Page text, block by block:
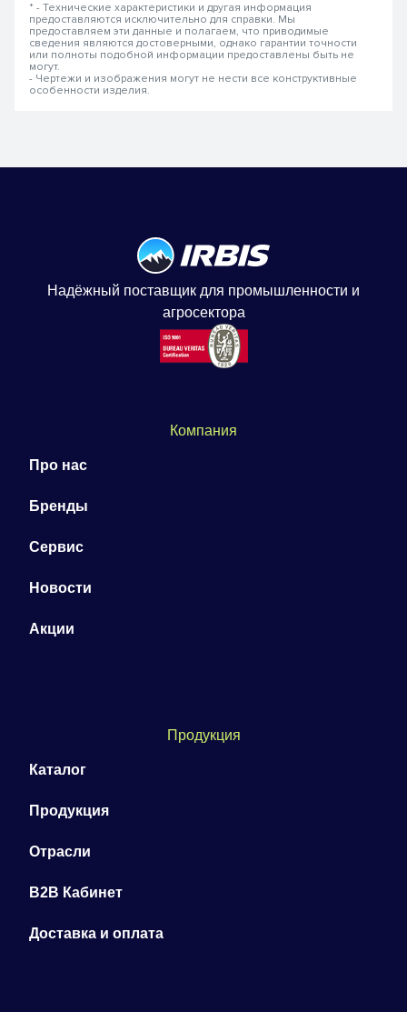
* - Технические характеристики и другая информация
предоставляются исключительно для справки. Мы
предоставляем эти данные и полагаем, что приводимые
сведения являются достоверными, однако гарантии точности
или полноты подобной информации предоставлены быть не
могут.
- Чертежи и изображения могут не нести все конструктивные
особенности изделия.
Надёжный поставщик для промышленности и
агросектора
Компания
Про нас
Бренды
Сервис
Новости
Акции
Продукция
Каталог
Продукция
Отрасли
B2B Кабинет
Доставка и оплата